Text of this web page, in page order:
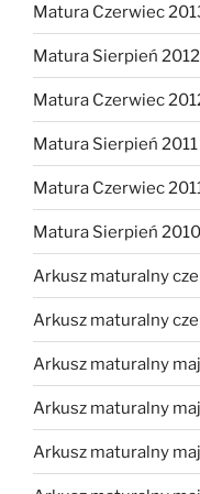
Matura Czerwiec
Matura Sierpień 2012
Matura Czerwiec
Matura Sierpień 2011
Matura Czerwiec
Matura Sierpień 2010
Arkusz maturalny
Arkusz maturalny
Arkusz maturalny
Arkusz maturalny
Arkusz maturalny